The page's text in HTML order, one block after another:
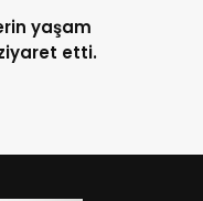
yaşam
etti.